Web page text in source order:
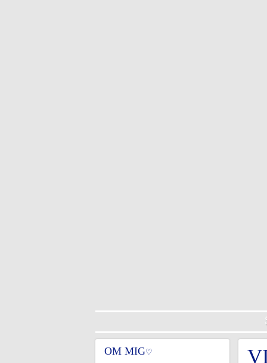
OM MIG♡